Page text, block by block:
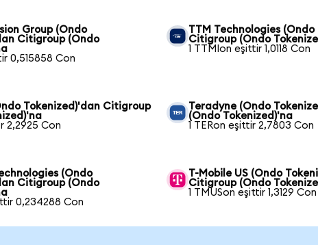
Group (Ondo
Citigroup (Ondo
0,515858 Con
TTM Technologies
Citigroup (Ondo
1 TTMIon eşittir 1,0118 Con
Tokenized)'dan Citigroup
2,2925 Con
Teradyne (Ondo
(Ondo Tokenized)'na
1 TERon eşittir 2,7803 Con
(Ondo
Citigroup (Ondo
0,234288 Con
T-Mobile US (Ondo
Citigroup (Ondo
1 TMUSon eşittir 1,3129 Con